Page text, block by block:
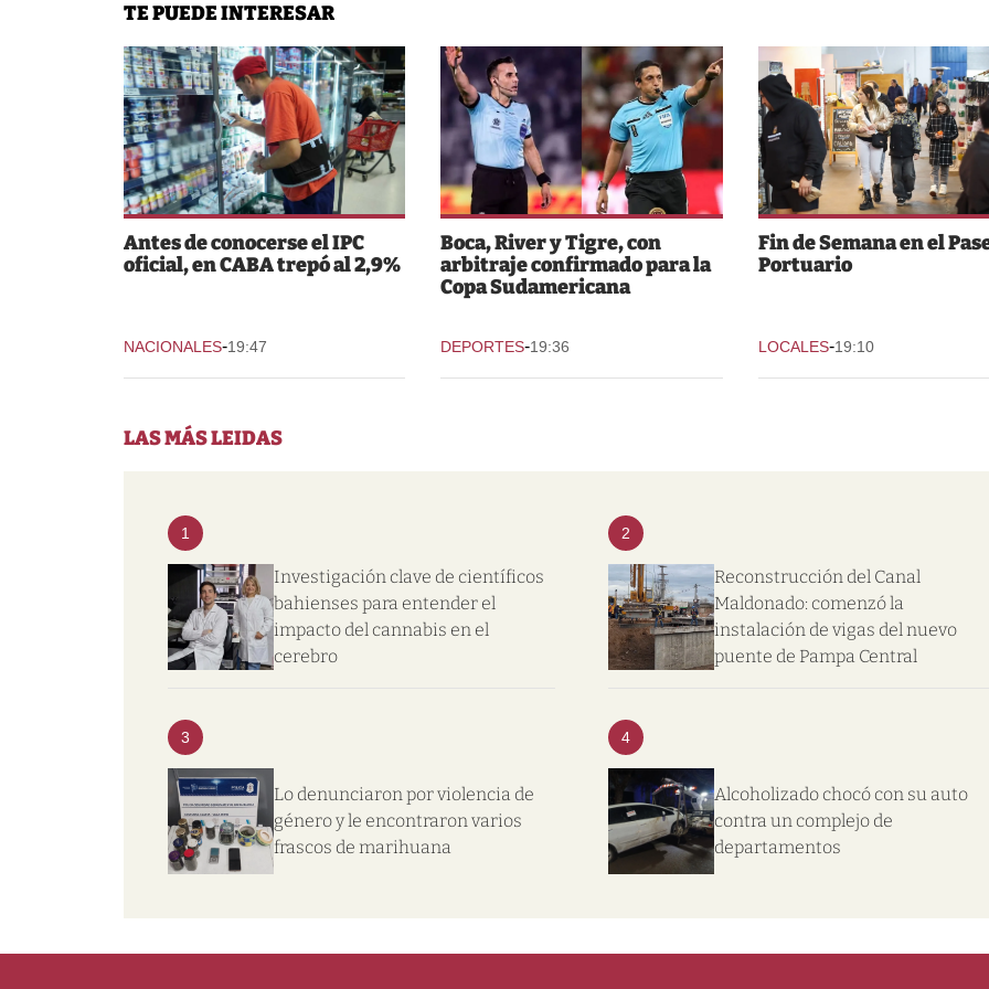
TE PUEDE INTERESAR
Antes de conocerse el IPC
oficial, en CABA trepó al 2,9%
NACIONALES-19:47
Boca, River y Tigre, con
arbitraje confirmado para la
Copa Sudamericana
DEPORTES-19:36
Fin de Semana en el
Portuario
LOCALES-19:10
LAS MÁS LEIDAS
1
Investigación clave de científicos
bahienses para entender el
impacto del cannabis en el
cerebro
2
Reconstrucción del Canal
Maldonado: comenzó la
instalación de vigas del nuevo
puente de Pampa Central
3
Lo denunciaron por violencia de
género y le encontraron varios
frascos de marihuana
4
Alcoholizado chocó con su auto
contra un complejo de
departamentos